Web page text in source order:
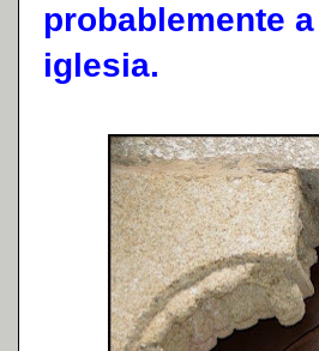
probablemente
iglesia.